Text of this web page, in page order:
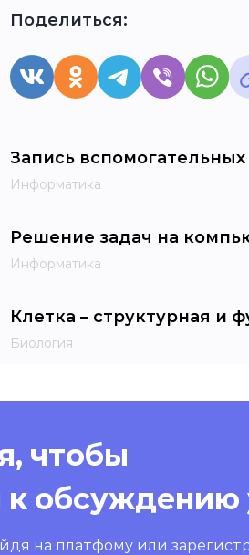
Поделиться:
Запись
Информатика
Решение задач на
Информатика
Клетка – структурная и
Биология
чтобы
к обсуждению
на платфому или